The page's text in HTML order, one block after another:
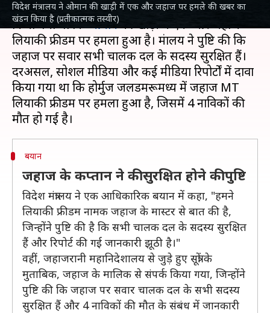
विदेश मंत्रालय ने ओमान की खाड़ी में एक और जहाज पर हमले की खबर का
खंडन किया है (प्रतीकात्मक तस्वीर)
विदेश मंत्रालयने उन खबरों का खंडन किया है, जिनमें दावा
किया गया था किओमानकी खाड़ी में एक और जहाज
लियाकी फ्रीडम पर हमला हुआ है। मंत्रालय ने पुष्टि की कि
जहाज पर सवार सभी चालक दल के सदस्य सुरक्षित हैं।
दरअसल, सोशल मीडिया और कई मीडिया रिपोर्टों में दावा
किया गया था कि होर्मुज जलडमरूमध्य में जहाज MT
लियाकी फ्रीडम पर हमला हुआ है, जिसमें 4 नाविकों की
बयान
जहाज के कप्तान ने की सुरक्षित होने की पुष्टि
विदेश मंत्रालय ने एक आधिकारिक बयान में कहा, "हमने
लियाकी फ्रीडम नामक जहाज के मास्टर से बात की है,
जिन्होंने पुष्टि की है कि सभी चालक दल के सदस्य सुरक्षित
हैं और रिपोर्ट की गई जानकारी झूठी है।"
वहीं, जहाजरानी महानिदेशालय से जुड़े हुए सूत्रों के
मुताबिक, जहाज के मालिक से संपर्क किया गया, जिन्होंने
पुष्टि की कि जहाज पर सवार चालक दल के सभी सदस्य
सुरक्षित हैं और 4 नाविकों की मौत के संबंध में जानकारी